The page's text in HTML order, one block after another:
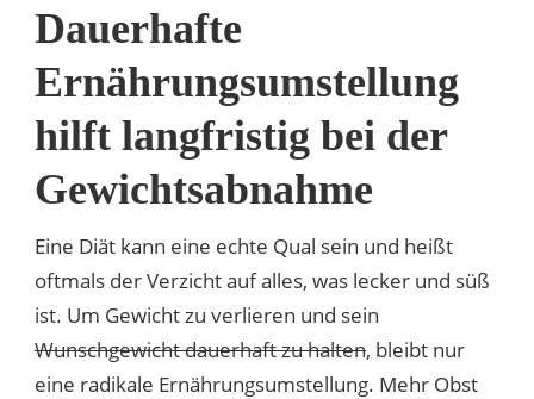
Dauerhafte
Ernährungsumstellung
hilft langfristig bei der
Gewichtsabnahme
Eine Diät kann eine echte Qual sein und heißt
oftmals der Verzicht auf alles, was lecker und süß
ist. Um Gewicht zu verlieren und sein
Wunschgewicht dauerhaft zu halten, bleibt nur
eine radikale Ernährungsumstellung. Mehr Obst